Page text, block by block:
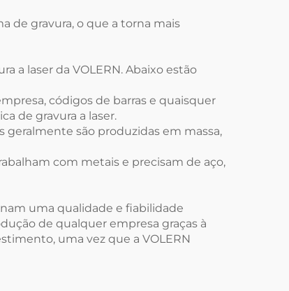
de gravura, o que a torna mais
a laser da VOLERN. Abaixo estão
códigos de barras e quaisquer
de gravura a laser.
geralmente são produzidas em massa,
com metais e precisam de aço,
uma qualidade e fiabilidade
de qualquer empresa graças à
uma vez que a VOLERN